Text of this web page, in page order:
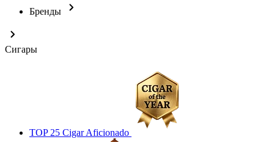
Бренды
Сигары
TOP 25 Cigar Aficionado